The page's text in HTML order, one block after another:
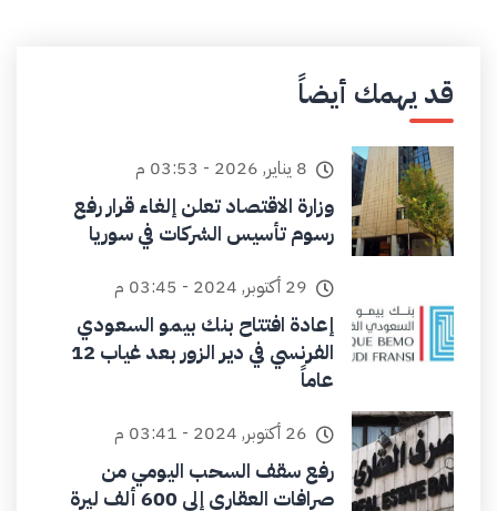
قد يهمك أيضاً
8 يناير, 2026 - 03:53 م
وزارة الاقتصاد تعلن إلغاء قرار رفع
رسوم تأسيس الشركات في سوريا
29 أكتوبر, 2024 - 03:45 م
إعادة افتتاح بنك بيمو السعودي
الفرنسي في دير الزور بعد غياب 12
عاماً
26 أكتوبر, 2024 - 03:41 م
رفع سقف السحب اليومي من
صرافات العقاري إلى 600 ألف ليرة